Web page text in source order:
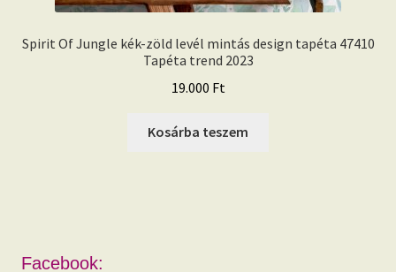
Spirit Of Jungle kék-zöld levél mintás design tapéta 47410
Tapéta trend 2023
19.000 Ft
Kosárba teszem
Facebook: